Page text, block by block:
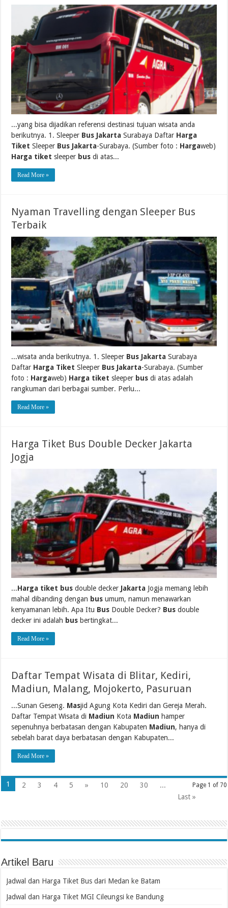
...yang bisa dijadikan referensi destinasi tujuan wisata anda
berikutnya. 1. Sleeper Bus Jakarta Surabaya Daftar Harga
Tiket Sleeper Bus Jakarta-Surabaya. (Sumber foto : Hargaweb)
Harga tiket sleeper bus di atas...
Read More »
Nyaman Travelling dengan Sleeper Bus
Terbaik
...wisata anda berikutnya. 1. Sleeper Bus Jakarta Surabaya
Daftar Harga Tiket Sleeper Bus Jakarta-Surabaya. (Sumber
foto : Hargaweb) Harga tiket sleeper bus di atas adalah
rangkuman dari berbagai sumber. Perlu...
Read More »
Harga Tiket Bus Double Decker Jakarta
Jogja
...Harga tiket bus double decker Jakarta Jogja memang lebih
mahal dibanding dengan bus umum, namun menawarkan
kenyamanan lebih. Apa Itu Bus Double Decker? Bus double
decker ini adalah bus bertingkat...
Read More »
Daftar Tempat Wisata di Blitar, Kediri,
Madiun, Malang, Mojokerto, Pasuruan
...Sunan Geseng. Masjid Agung Kota Kediri dan Gereja Merah.
Daftar Tempat Wisata di Madiun Kota Madiun hamper
sepenuhnya berbatasan dengan Kabupaten Madiun, hanya di
sebelah barat daya berbatasan dengan Kabupaten...
Read More »
Page 1 of 70
1 2 3 4 5 » 10 20 30
...
Last »
Artikel Baru
Jadwal dan Harga Tiket Bus dari Medan ke Batam
Jadwal dan Harga Tiket MGI Cileungsi ke Bandung